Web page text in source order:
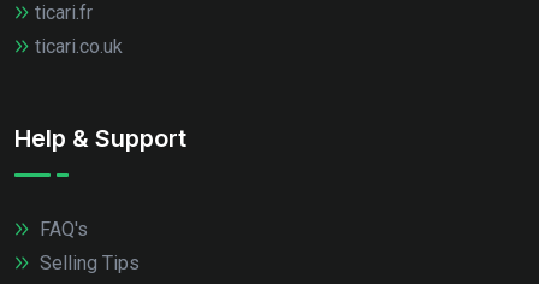
ticari.fr
ticari.co.uk
Help & Support
FAQ's
Selling Tips